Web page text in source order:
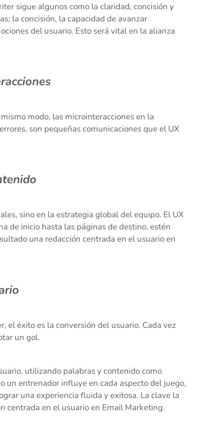
sigue algunos como la claridad, concisión y
la concisión, la capacidad de avanzar
del usuario. Esto será vital en la alianza
modo, las microinteracciones en la
son pequeñas comunicaciones que el UX
sino en la estrategia global del equipo. El UX
de inicio hasta las páginas de destino, estén
una redacción centrada en el usuario en
el éxito es la conversión del usuario. Cada vez
un gol.
utilizando palabras y contenido como
un entrenador influye en cada aspecto del juego,
una experiencia fluida y exitosa. La clave la
centrada en el usuario en Email Marketing.